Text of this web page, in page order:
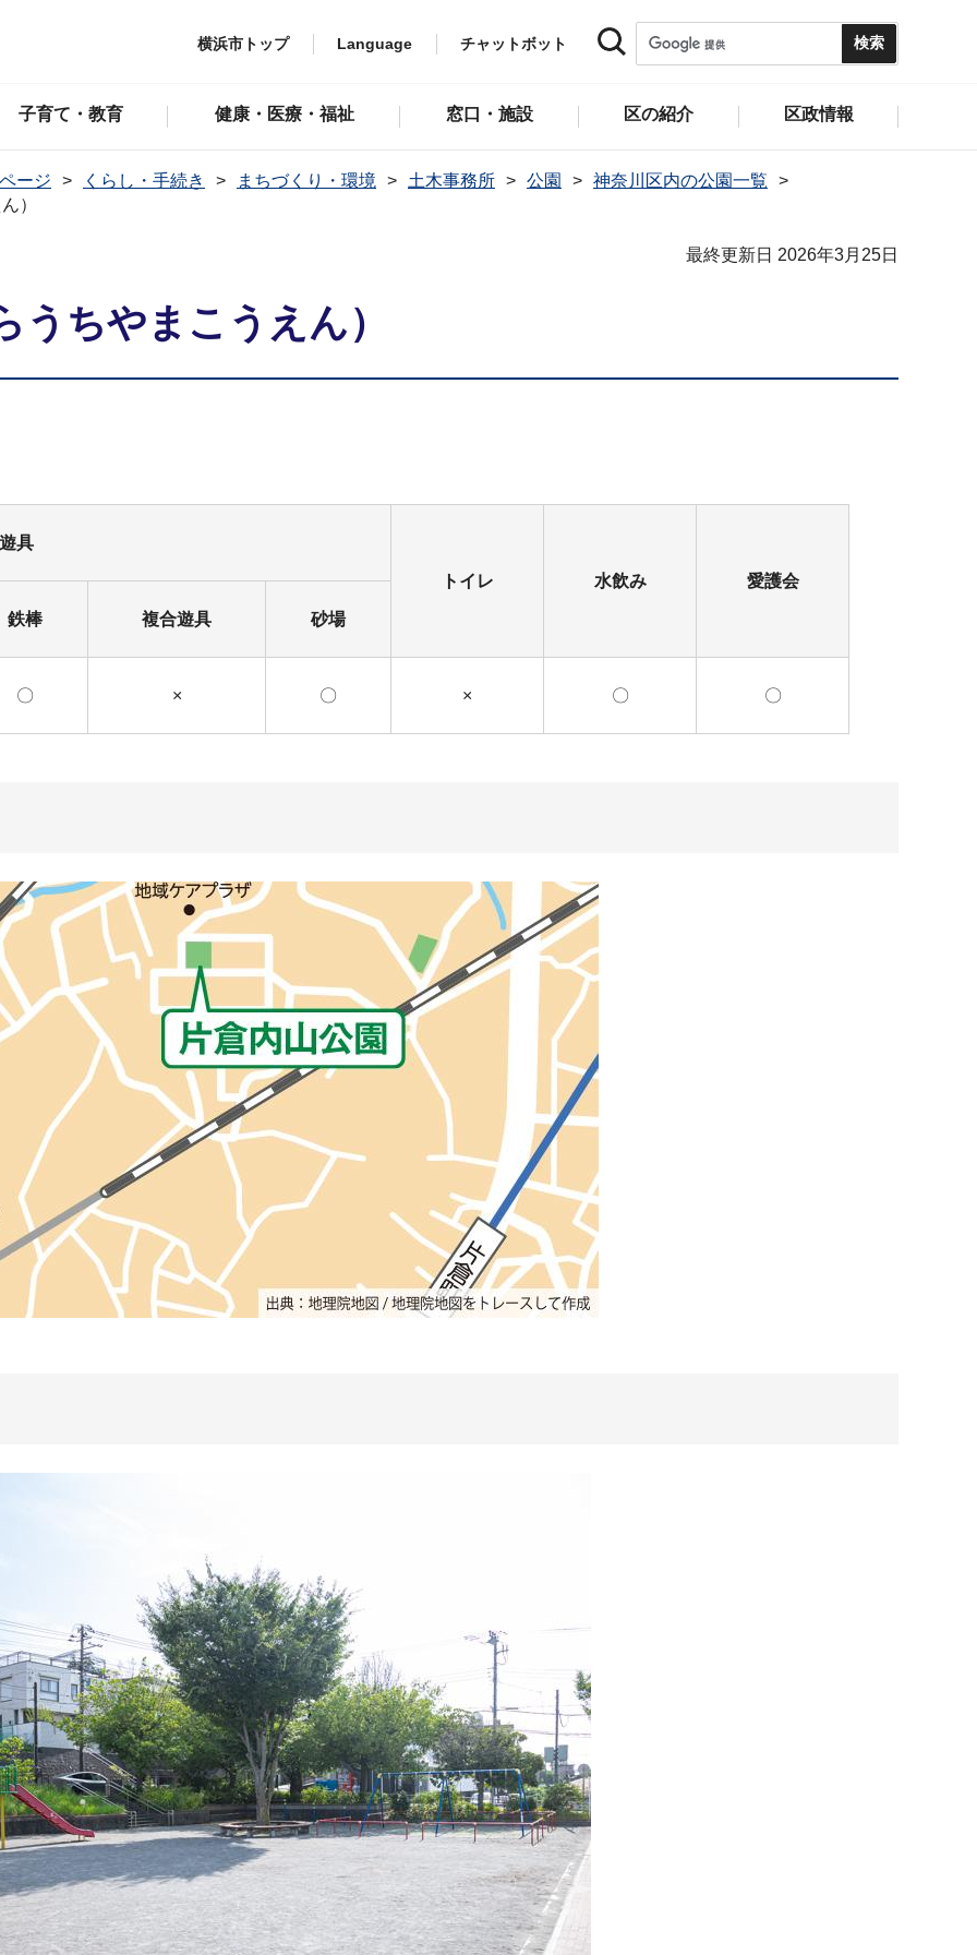
横浜市トップ Language チャットボット
子育て・教育 健康・医療・福祉 窓口・施設 区の紹介 区政情報
ージ くらし・手続き まちづくり・環境 土木事務所 公園
神奈川区内の公園一覧
）
最終更新日 2026年3月25日
うちやまこうえん）
具
トイレ 水飲み 愛護会
鉄棒 複合遊具 砂場
〇 × 〇 × 〇 〇